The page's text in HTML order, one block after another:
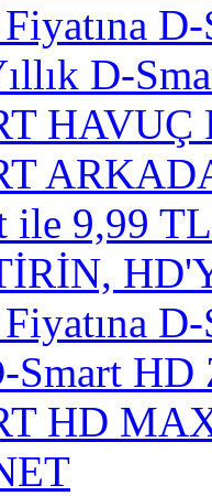
D-
HAVUÇ
ile 9,99
Smart HD
HD